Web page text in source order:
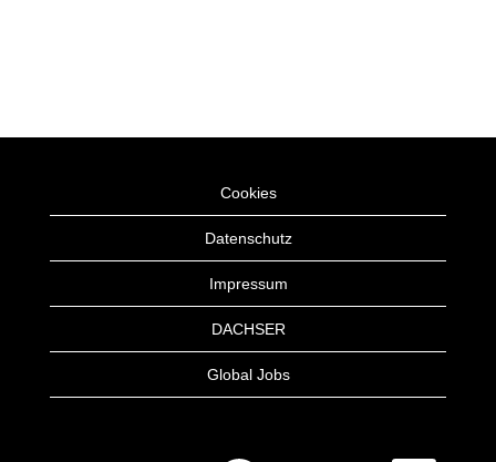
Cookies
Datenschutz
Impressum
DACHSER
Global Jobs